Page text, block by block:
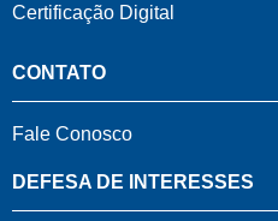
Certificação Digital
CONTATO
Fale Conosco
DEFESA DE INTERESSES